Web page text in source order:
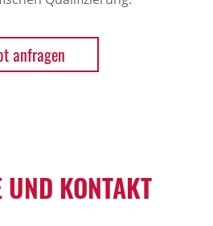
anfragen
UND KONTAKT